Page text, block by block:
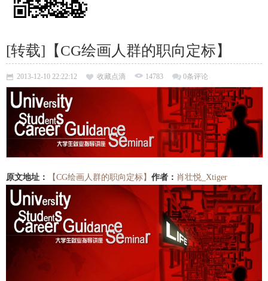
[转载]【CG绘画人群的职向定标】
2013-12-10 22:22:12 收藏点滴 14783 0条评论
原文地址： 【CG绘画人群的职向定标】 作者： 肖壮悦_Xtiger